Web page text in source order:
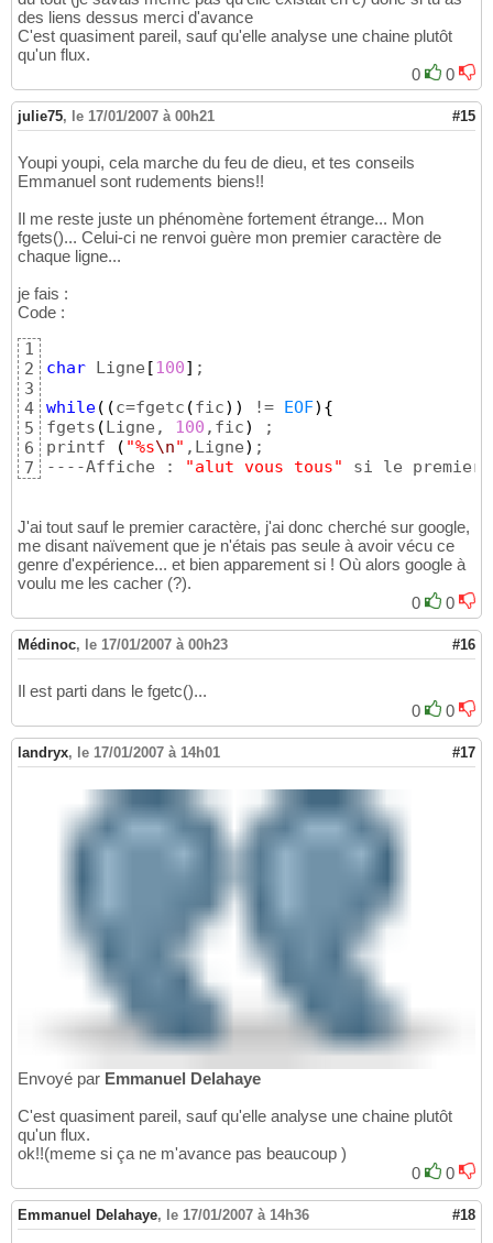
des liens dessus merci d'avance
C'est quasiment pareil, sauf qu'elle analyse une chaine plutôt
qu'un flux.
0
0
julie75, le 17/01/2007 à 00h21 #15
Youpi youpi, cela marche du feu de dieu, et tes conseils
Emmanuel sont rudements biens!!
Il me reste juste un phénomène fortement étrange... Mon
fgets()... Celui-ci ne renvoi guère mon premier caractère de
chaque ligne...
je fais :
Code :
1
2
3
4
5
6
7
char Ligne [100] ;
while( (c=fgetc (fic) ) != EOF) {
fgets (Ligne, 100 ,fic)
;
printf
( "%s\n" ,Ligne) ;
----Affiche :
"alut vous tous" si le premier
J'ai tout sauf le premier caractère, j'ai donc cherché sur google,
me disant naïvement que je n'étais pas seule à avoir vécu ce
genre d'expérience... et bien apparement si ! Où alors google à
voulu me les cacher (?).
0
0
Médinoc, le 17/01/2007 à 00h23 #16
Il est parti dans le fgetc()...
0
0
landryx, le 17/01/2007 à 14h01 #17
Envoyé par Emmanuel Delahaye
C'est quasiment pareil, sauf qu'elle analyse une chaine plutôt
qu'un flux.
ok!!(meme si ça ne m'avance pas beaucoup )
0
0
Emmanuel Delahaye, le 17/01/2007 à 14h36 #18